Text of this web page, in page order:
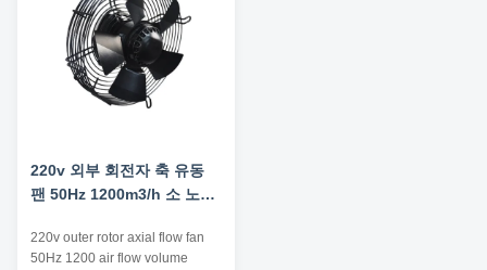
220v 외부 회전자 축 유동
팬 50Hz 1200m3/h 소 노이
220v outer rotor axial flow fan
50Hz 1200 air flow volume